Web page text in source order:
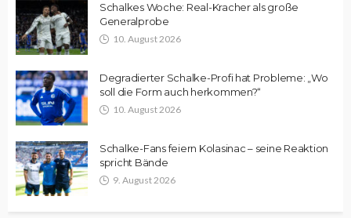
Schalkes Woche: Real-Kracher als große
Generalprobe
10. August 2026
Degradierter Schalke-Profi hat Probleme: „Wo
soll die Form auch herkommen?“
10. August 2026
Schalke-Fans feiern Kolasinac – seine Reaktion
spricht Bände
9. August 2026